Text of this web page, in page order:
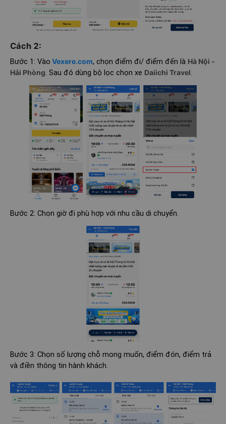
Cách 2:
Bước 1: Vào Vexere.com, chọn điểm đi/ điểm đến là Hà Nội -
Hải Phòng. Sau đó dùng bộ lọc chọn xe Daiichi Travel.
Bước 2: Chọn giờ đi phù hợp với nhu cầu di chuyển.
Bước 3: Chọn số lượng chỗ mong muốn, điểm đón, điểm trả
và điền thông tin hành khách.